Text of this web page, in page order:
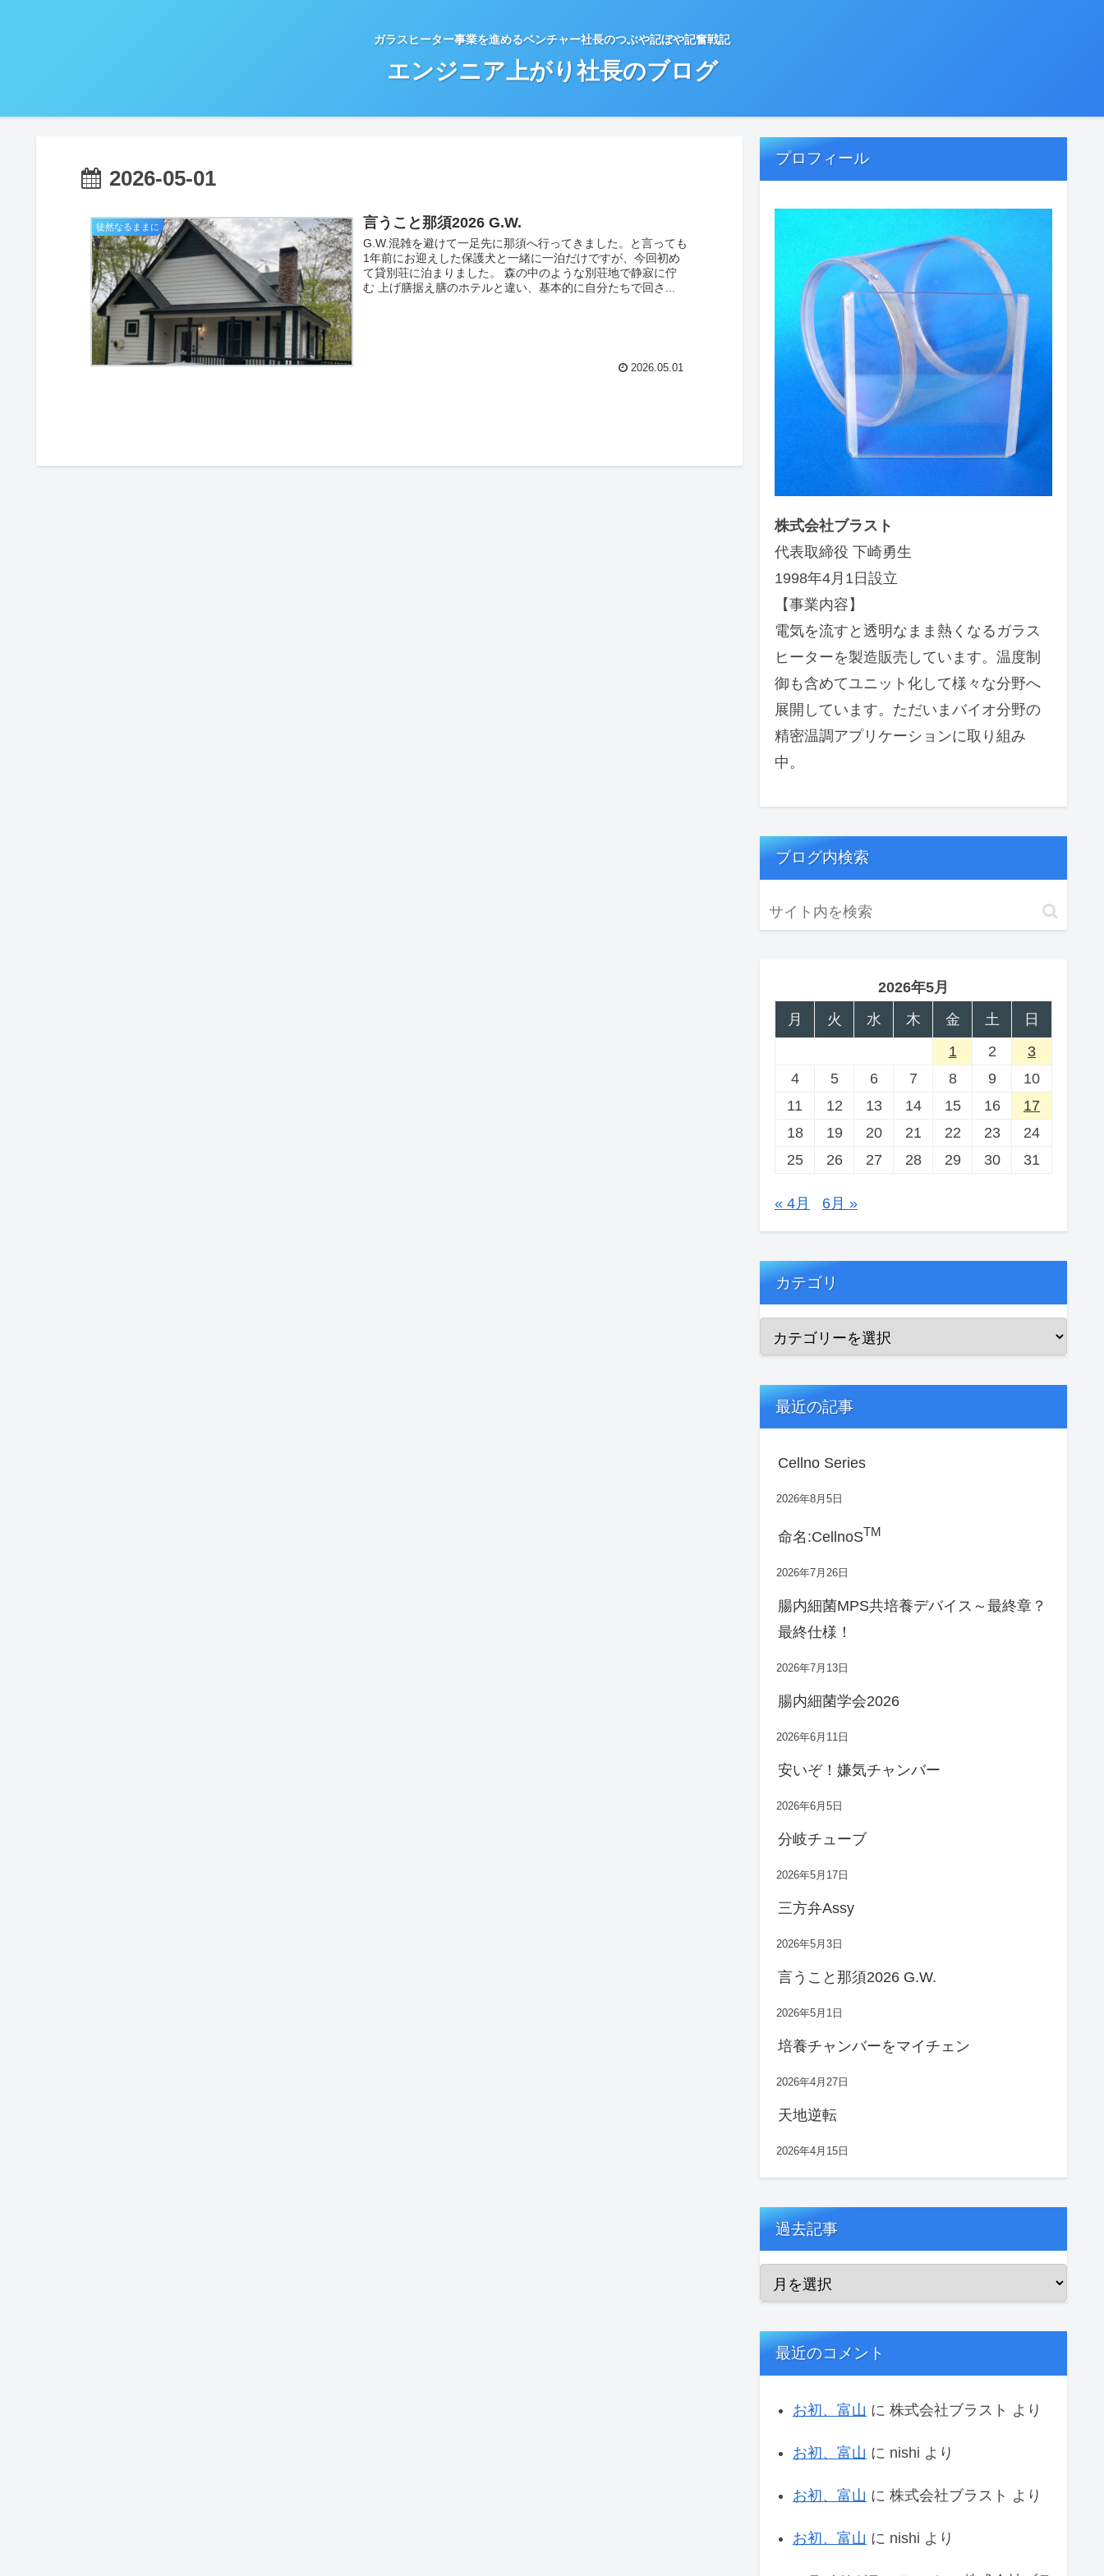
ガラスヒーター事業を進めるベンチャー社長のつぶや記ぼや記奮戦記
エンジニア上がり社長のブログ
2026-05-01
徒然なるままに 言うこと那須2026 G.W.
G.W.混雑を避けて一足先に那須へ行ってきました。と言っても
1年前にお迎えした保護犬と一緒に一泊だけですが、今回初め
て貸別荘に泊まりました。 森の中のような別荘地で静寂に佇
む 上げ膳据え膳のホテルと違い、基本的に自分たちで回さ...
2026.05.01
プロフィール
株式会社ブラスト
代表取締役 下崎勇生
1998年4月1日設立
【事業内容】
電気を流すと透明なまま熱くなるガラス
ヒーターを製造販売しています。温度制
御も含めてユニット化して様々な分野へ
展開しています。ただいまバイオ分野の
精密温調アプリケーションに取り組み
中。
ブログ内検索
2026年5月
月
火 水 木 金 土
日
1
2
3
4
5 6 7 8 9
10
11
12 13 14 15 16
17
18
19 20 21 22 23
24
25
26 27 28 29 30 31
« 4月 6月 »
カテゴリ
最近の記事
Cellno Series
2026年8月5日
命名:CellnoSTM
2026年7月26日
腸内細菌MPS共培養デバイス～最終章？
最終仕様！
2026年7月13日
腸内細菌学会2026
2026年6月11日
安いぞ！嫌気チャンバー
2026年6月5日
分岐チューブ
2026年5月17日
三方弁Assy
2026年5月3日
言うこと那須2026 G.W.
2026年5月1日
培養チャンバーをマイチェン
2026年4月27日
天地逆転
2026年4月15日
過去記事
最近のコメント
お初、富山 に 株式会社ブラスト より
お初、富山 に nishi より
お初、富山 に 株式会社ブラスト より
お初、富山 に nishi より